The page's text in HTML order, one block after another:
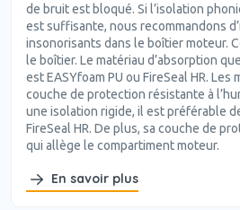
de bruit est bloqué. Si l’isolation
est suffisante, nous recommandons
insonorisants dans le boîtier moteur.
le boîtier. Le matériau d’absorption
est EASYfoam PU ou FireSeal HR.
couche de protection résistante à
une isolation rigide, il est préférable
FireSeal HR. De plus, sa couche de
qui allège le compartiment moteur.
En savoir plus